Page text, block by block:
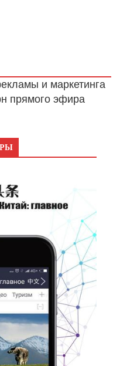
и маркетинга
прямого эфира